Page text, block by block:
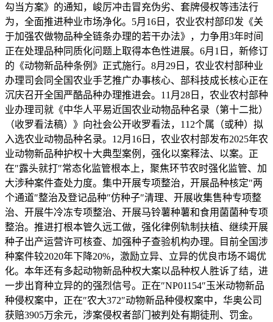
勾当方案》的通知，峻厉冲击冒充伪劣、套牌侵权等违法行
为，全面推进种业市场净化。5月16日，农业农村部印发《关
于加强农做物品种全链条办理的若干办法》，力争用3年时间
正在处理品种同质化问题上取得本色性进展。6月1日，新修订
的《动物新品种条例》正式施行。8月29日，农业农村部种业
办理司会同全国农业手艺推广办事核心、部科技成长核心正在
沉庆召开全国严酷品种办理推进会。11月28日，农业农村部种
业办理司就《中华人平易近国农业动物品种名录（第十二批）
（收罗看法稿）》向社会公开收罗看法，112个属（或种）拟
入选农业动物品种名录。12月16日，农业农村部发布2025年农
业动物新品种护权十大典型案例，强化以案释法、以案。正
在″露头就打″常态化监管根本上，聚焦环节农时强化监管、加
大涉种案件查处力度。集中开展专项整治，开展品种核定″两
个通道″整治及登记品种″仿种子″清理、开展收集售种专项整
治、开展牛冷冻专项整治、开展马铃薯种薯和食用菌菌种专项
整治。推进打根本管久远工做，强化律例轨制扶植、继续开展
种子出产运营许可核查、加强种子查验机构办理。目前全国涉
种案件较2020年下降20%，激励立异、立异的优良市场不竭优
化。本年还有多起动物新品种权大案以品种权人胜诉了结，进
一步出育种立异的的强烈信号。正在″NP01154″玉米动物新品
种侵权案中，正在″农大372″动物新品种侵权案中，华奥公司
获赔3905万余元，涉案侵权者部门被判处有期徒刑、罚金。